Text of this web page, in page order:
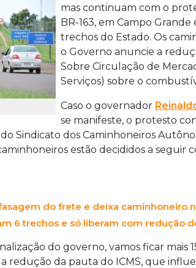
mas continuam com o
BR-163, em Campo
trechos do Estado. Os
o Governo anuncie a
Sobre Circulação de
Serviços) sobre o
Caso o governador
se manifeste, o protesto
Sindicato dos Caminhoneiros
estão decididos a seguir
do frete e deixa caminhoneiro
6 trechos e só liberam com redução
do governo, vamos ficar mais
redução da pauta do ICMS, que